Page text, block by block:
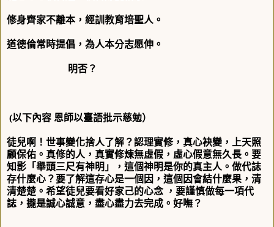
修身齊家不離本，經訓教育培聖人。
道德倫常時提倡，為人本分志愿伸。
明否？
(以下內容 恩師以臺語批示慈勉）
徒兒啊！世事變化捨人了解？認理實修，真心袂變，上天照
顧保佑。真修的人，真實修煉無虛假，虛心假意無久長。要
知影「舉頭三尺有神明」，這個神明是你的真主人。做代誌
存什麼心？要了解這存心是一個因，這個因會結什麼果，清
清楚楚。希望徒兒要看好家己的心念 ，要謹慎做每一項代
誌，攏是誠心誠意，盡心盡力去完成。好嘸？